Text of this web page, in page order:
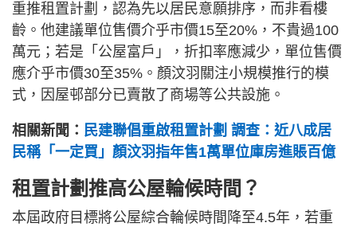
重推租置計劃，認為先以居民意願排序，而非看樓
齡。他建議單位售價介乎市價15至20%，不貴過100
萬元；若是「公屋富戶」，折扣率應減少，單位售價
應介乎市價30至35%。顏汶羽關注小規模推行的模
式，因屋邨部分已賣散了商場等公共設施。
相關新聞： 民建聯倡重啟租置計劃 調查：近八成居
民稱「一定買」顏汶羽指年售1萬單位庫房進賬百億
租置計劃推高公屋輪候時間？
本屆政府目標將公屋綜合輪候時間降至4.5年，若重